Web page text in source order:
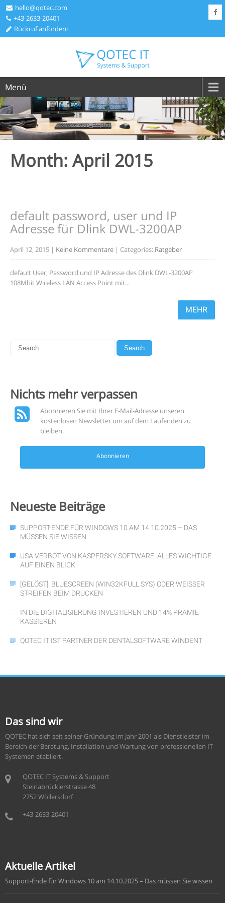
hello@qotec.com
+43-2633-20401
Rückruf anfordern
Menü
Month:April 2015
default password, user und IP
Adresse für Dlink DWL-3200AP
April 12, 2015 | Keine Kommentare | Categories: Ratgeber
default User, Password und IP Adresse des Dlink DWL-3200AP
108Mbit Wireless LAN Access Point mit...
MEHR
Nichts mehrverpassen
Abonnieren Sie mit Ihrer E-Mail-Adresse unseren
kostenlosen Newsletter um auf dem Laufenden zu
bleiben.
Abonnieren
Neueste Beiträge
SUPPORT-ENDE FÜR WINDOWS 10 AM 14.10.2025 – DAS
MÜSSEN SIE WISSEN
USA VERBOT VON KASPERSKY SOFTWARE: ALLES WICHTIGE
AUF EINEN BLICK
[GELÖST]: BLUESCREEN (WIN32KFULL.SYS) ODER WEISSER S
TREIFEN BEIM DRUCKEN
IN DIE DIGITALISIERUNG INVESTIEREN UND 14% PRÄMIE
KASSIEREN
QOTEC IT IST PARTNER DER DENTALSOFTWARE WINDENT
Das sind wir
QOTEC hat sich seit seiner Gründung im Jahr 2001 als Dienstleister im
Bereich der Beratung, Installation und Wartung von professionellen IT
Systemen etabliert.
QOTEC IT Systems & Support
Steinabrücklerstrasse 48
2752 Wöllersdorf
+43-2633-20401
Aktuelle Artikel
Support-Ende für Windows 10 am 14.10.2025 – Das müssen Sie wissen